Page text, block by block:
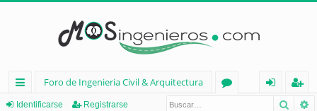
nl
Foro de Ingenieria Civil & Arquitectura
eg
Identificarse Registrarse